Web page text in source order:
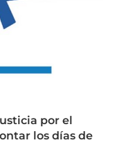
por el
los días de